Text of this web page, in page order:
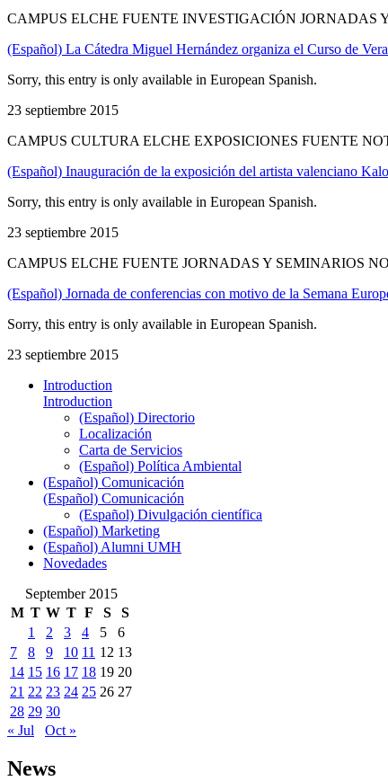
CAMPUS ELCHE FUENTE INVESTIGACIÓN JORNADAS
(Español) La Cátedra Miguel Hernández organiza el Curso de
Sorry, this entry is only available in European Spanish.
23 septiembre 2015
CAMPUS CULTURA ELCHE EXPOSICIONES FUENTE
(Español) Inauguración de la exposición del artista valenciano
Sorry, this entry is only available in European Spanish.
23 septiembre 2015
CAMPUS ELCHE FUENTE JORNADAS Y SEMINARIOS
(Español) Jornada de conferencias con motivo de la Semana
Sorry, this entry is only available in European Spanish.
23 septiembre 2015
Introduction
Introduction
(Español) Directorio
Localización
Carta de Servicios
(Español) Política Ambiental
(Español) Comunicación
(Español) Comunicación
(Español) Divulgación científica
(Español) Marketing
(Español) Alumni UMH
Novedades
September 2015
M T W T F S
S
1
2 3 4 5
6
7
8 9 10 11 12 13
14 15 16 17 18 19 20
21 22 23 24 25 26 27
28 29 30
« Jul
Oct »
News